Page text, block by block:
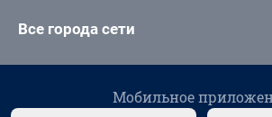
Все города сети
Мобильное